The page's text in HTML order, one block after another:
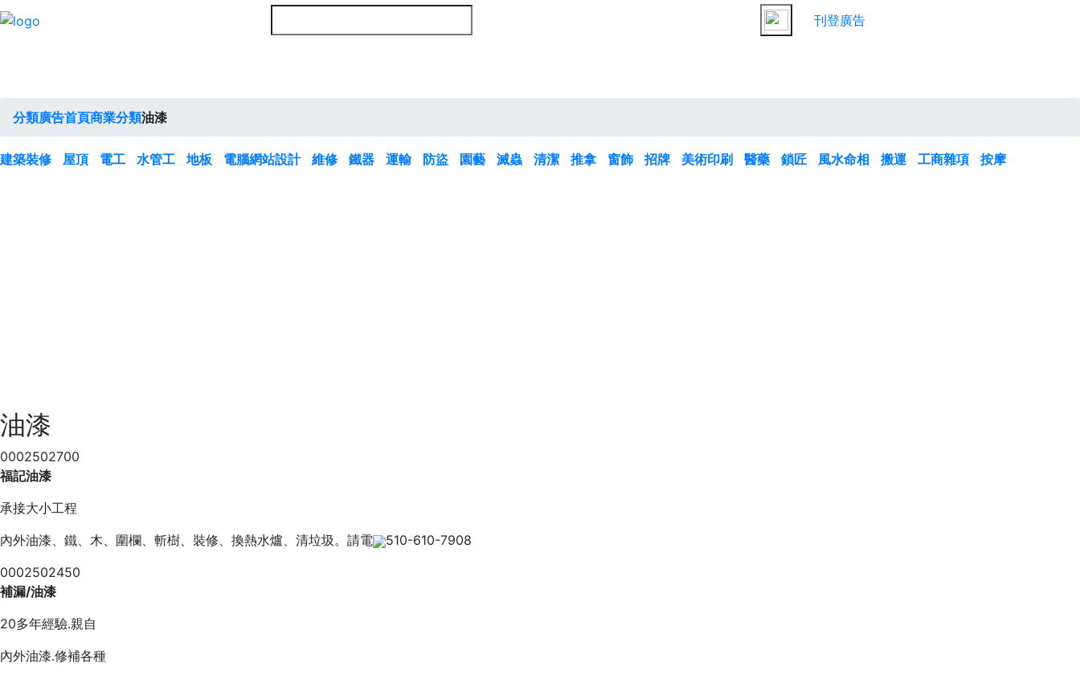
刊登廣告
分類廣告首頁商業分類油漆
建築裝修 屋頂 電工 水管工 地板 電腦網站設計 維修 鐵器 運輸 防盜 園藝 滅蟲 清潔 推拿 窗飾 招牌 美術印刷 醫藥 鎖匠 風水命相 搬運 工商雜項 按摩
油漆
0002502700
福記油漆
承接大小工程
內外油漆、鐵、木、圍欄、斬樹、裝修、換熱水爐、清垃圾。請電
510-610-7908
0002502450
補漏/油漆
20多年經驗․親自
內外油漆․修補各種